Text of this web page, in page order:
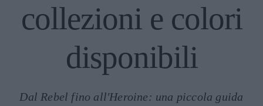
collezioni e colori
disponibili
Dal Rebel fino all'Heroine: una piccola guida